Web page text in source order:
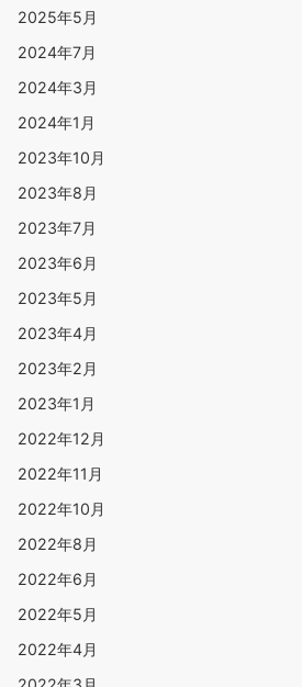
2025年5月
2024年7月
2024年3月
2024年1月
2023年10月
2023年8月
2023年7月
2023年6月
2023年5月
2023年4月
2023年2月
2023年1月
2022年12月
2022年11月
2022年10月
2022年8月
2022年6月
2022年5月
2022年4月